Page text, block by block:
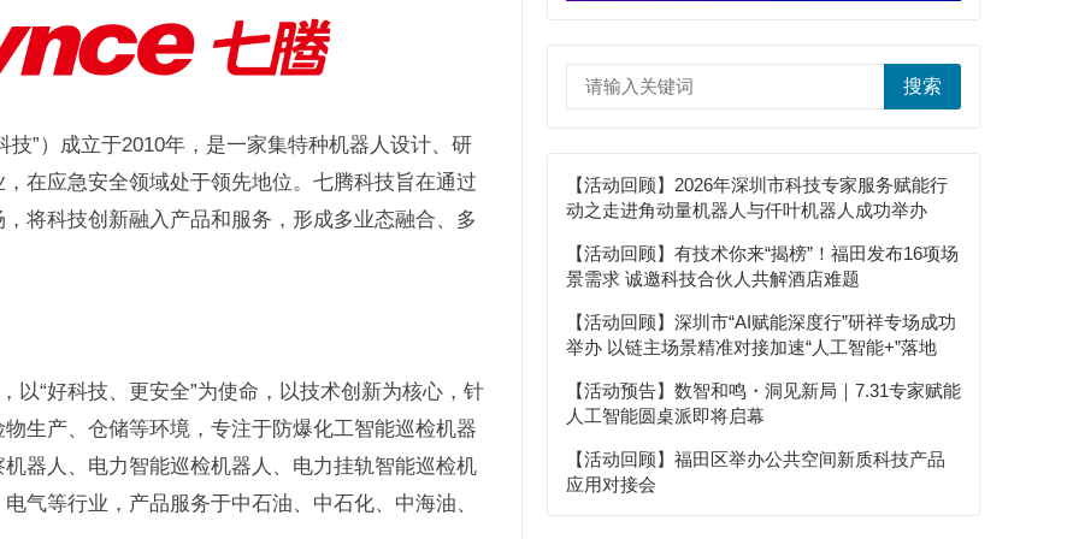
”）成立于2010年，是一家集特种机器人设计、研
在应急安全领域处于领先地位。七腾科技旨在通过
将科技创新融入产品和服务，形成多业态融合、多
以“好科技、更安全”为使命，以技术创新为核心，针
生产、仓储等环境，专注于防爆化工智能巡检机器
器人、电力智能巡检机器人、电力挂轨智能巡检机
气等行业，产品服务于中石油、中石化、中海油、
搜索
【活动回顾】2026年深圳市科技专家服务赋能行
动之走进角动量机器人与仟叶机器人成功举办
【活动回顾】有技术你来“揭榜”！福田发布16项场
景需求 诚邀科技合伙人共解酒店难题
【活动回顾】深圳市“AI赋能深度行”研祥专场成功
举办 以链主场景精准对接加速“人工智能+”落地
【活动预告】数智和鸣・洞见新局｜7.31专家赋能
人工智能圆桌派即将启幕
【活动回顾】福田区举办公共空间新质科技产品
应用对接会